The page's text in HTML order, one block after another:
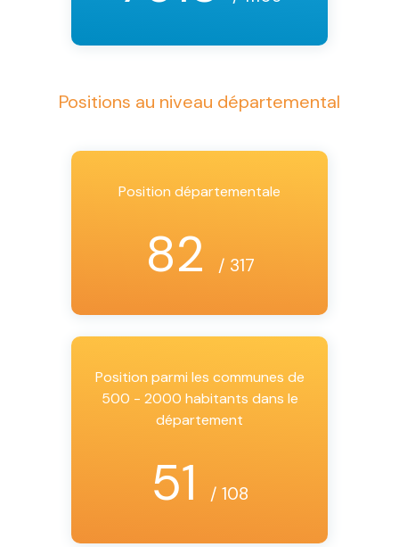
Positions au niveau départemental
Position départementale
82 / 317
Position parmi les communes de
500 - 2000 habitants dans le
département
51 / 108